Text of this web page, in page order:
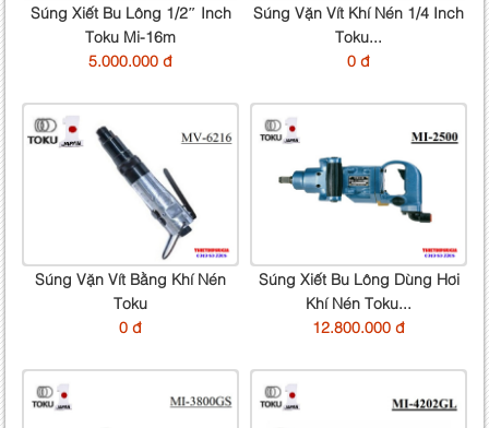
Súng Xiết Bu Lông 1/2″ Inch
Toku Mi-16m
5.000.000 đ
Súng Vặn Vít Khí Nén 1/4 Inch
Toku...
0 đ
Súng Vặn Vít Bằng Khí Nén
Toku
0 đ
Súng Xiết Bu Lông Dùng Hơi
Khí Nén Toku...
12.800.000 đ